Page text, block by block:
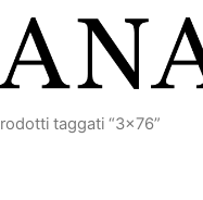
taggati “3x76”